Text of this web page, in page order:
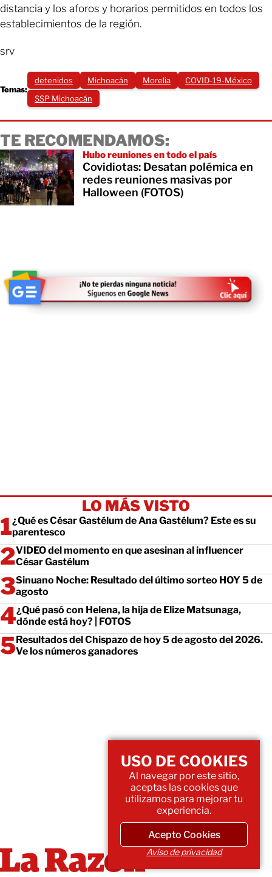
distancia y los aforos y horarios permitidos en todos los
establecimientos de la región.
srv
Temas:
detenidos Michoacán Morelia
COVID-19-México
SSP Michoacán
TE RECOMENDAMOS:
Hubo reuniones en todo el país
Covidiotas: Desatan polémica en
redes reuniones masivas por
Halloween (FOTOS)
LO MÁS VISTO
¿Qué es César Gastélum de Ana Gastélum? Este es su
parentesco
VIDEO del momento en que asesinan al influencer
César Gastélum
Sinuano Noche: Resultado del último sorteo HOY 5 de
agosto
¿Qué pasó con Helena, la hija de Elize Matsunaga,
dónde está hoy? | FOTOS
Resultados del Chispazo de hoy 5 de agosto del 2026.
Ve los números ganadores
USO DE COOKIES
Al navegar por este sitio,
aceptas las cookies que
utilizamos para mejorar tu
experiencia.
Acepto Cookies
Aviso de privacidad